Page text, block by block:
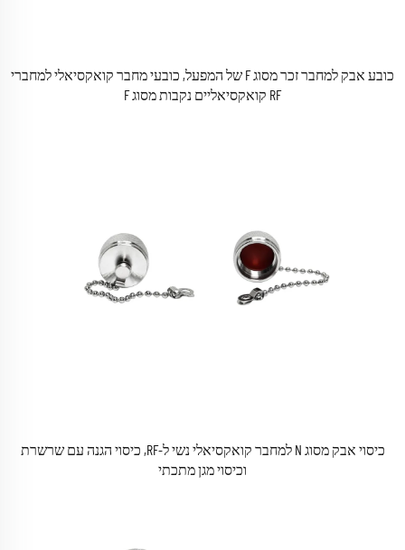
כובע אבק למחבר זכר מסוג F של המפעל, כובעי מחבר קואקסיאלי למחברי
RF קואקסיאליים נקבות מסוג F
כיסוי אבק מסוג N למחבר קואקסיאלי נשי ל-RF, כיסוי הגנה עם שרשרת
וכיסוי מגן מתכתי